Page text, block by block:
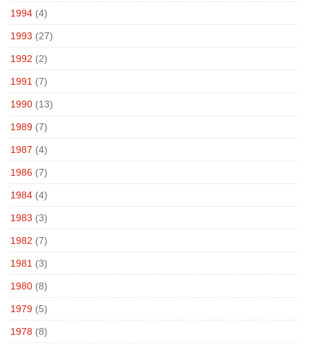
1994 (4)
1993 (27)
1992 (2)
1991 (7)
1990 (13)
1989 (7)
1987 (4)
1986 (7)
1984 (4)
1983 (3)
1982 (7)
1981 (3)
1980 (8)
1979 (5)
1978 (8)